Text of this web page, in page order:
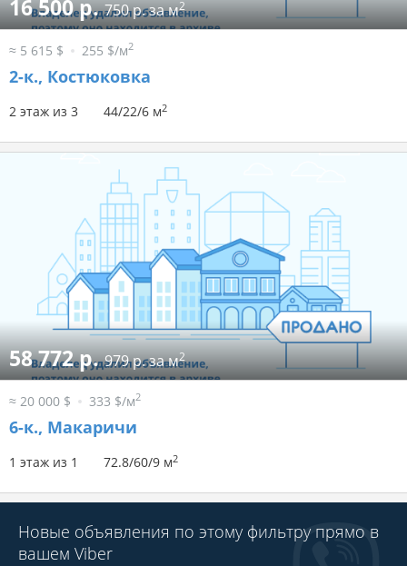
16 500 р.750 р. за м2
≈ 5 615 $ 255 $/м2
2-к., Костюковка
2 этаж из 3 44/22/6 м2
58 772 р.979 р. за м2
≈ 20 000 $ 333 $/м2
6-к., Макаричи
1 этаж из 1 72.8/60/9 м2
Новые объявления по этому фильтру прямо в
вашем Viber